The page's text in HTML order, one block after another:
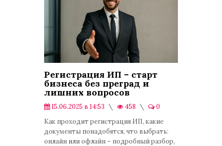
Регистрация ИП – старт
бизнеса без преград и
лишних вопросов
15.06.2025 в 14:53 458
0
Как проходит регистрация ИП, какие
документы понадобятся, что выбрать:
онлайн или офлайн – подробный разбор,